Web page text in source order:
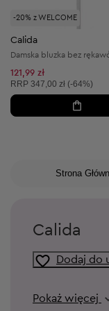
-20% z WELCOME
Calida
Damska bluzka bez
121,99 zł
Cena sugerowana:
RRP 347,00 zł (-64%)
Strona
Calida
Dodaj do
Pokaż więcej